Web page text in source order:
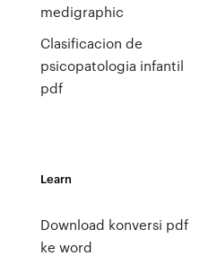
medigraphic
Clasificacion de
psicopatologia infantil
pdf
Learn
Download konversi pdf
ke word